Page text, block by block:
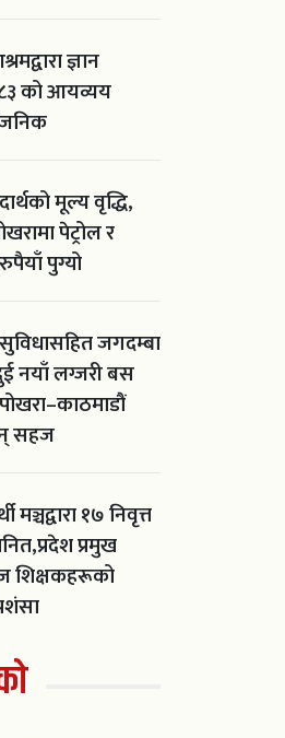
ज्ञान
को आयव्यय
मूल्य वृद्धि,
पेट्रोल र
पुग्यो
जगदम्बा
नयाँ लग्जरी बस
सहज
मञ्चद्वारा १७ निवृत्त
प्रमुख
शिक्षकहरूको